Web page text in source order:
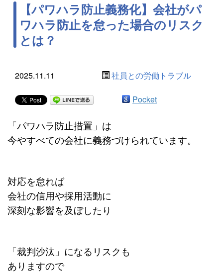
【パワハラ防止義務化】会社がパ
ワハラ防止を怠った場合のリスク
とは？
2025.11.11 社員との労働トラブル
Pocket
「パワハラ防止措置」は
今やすべての会社に義務づけられています。
対応を怠れば
会社の信用や採用活動に
深刻な影響を及ぼしたり
「裁判沙汰」になるリスクも
ありますので